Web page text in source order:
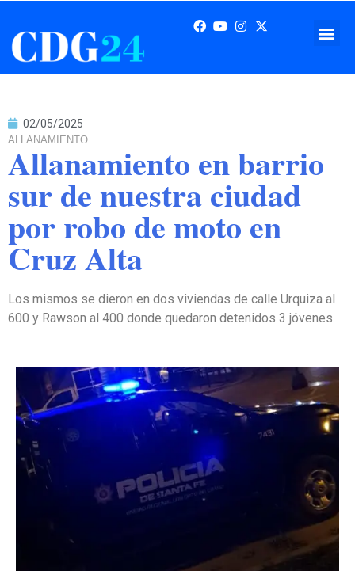
02/05/2025
ALLANAMIENTO
Allanamiento en barrio
sur de nuestra ciudad
por robo de moto en
Cruz Alta
Los mismos se dieron en dos viviendas de calle Urquiza al
600 y Rawson al 400 donde quedaron detenidos 3 jóvenes.